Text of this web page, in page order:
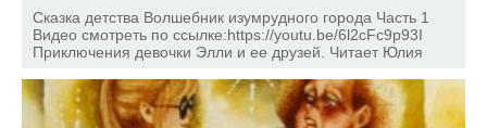
Сказка детства Волшебник изумрудного города Часть 1
Видео смотреть по ссылке:https://youtu.be/6l2cFc9p93I
Приключения девочки Элли и ее друзей. Читает Юлия